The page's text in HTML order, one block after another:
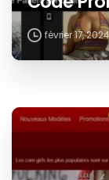
février 17, 2024